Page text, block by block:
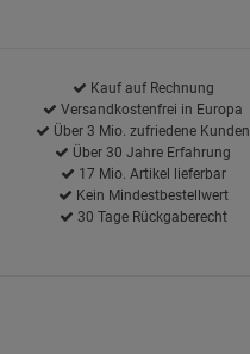
Kauf auf Rechnung
Versandkostenfrei in Europa
Über 3 Mio. zufriedene Kunden
Über 30 Jahre Erfahrung
17 Mio. Artikel lieferbar
Kein Mindestbestellwert
30 Tage Rückgaberecht